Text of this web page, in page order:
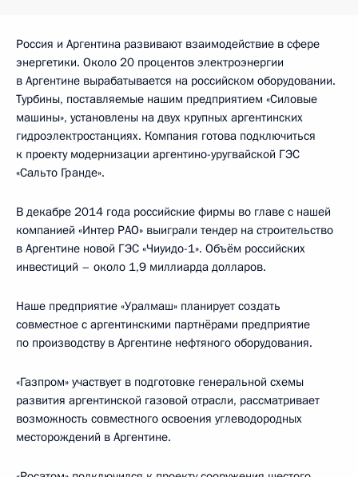
Россия и Аргентина развивают взаимодействие в сфере
энергетики. Около 20 процентов электроэнергии
в Аргентине вырабатывается на российском оборудовании.
Турбины, поставляемые нашим предприятием «Силовые
машины», установлены на двух крупных аргентинских
гидроэлектростанциях. Компания готова подключиться
к проекту модернизации аргентино-уругвайской ГЭС
«Сальто Гранде».
В декабре 2014 года российские фирмы во главе с нашей
компанией «Интер РАО» выиграли тендер на строительство
в Аргентине новой ГЭС «Чиуидо-1». Объём российских
инвестиций – около 1,9 миллиарда долларов.
Наше предприятие «Уралмаш» планирует создать
совместное с аргентинскими партнёрами предприятие
по производству в Аргентине нефтяного оборудования.
«Газпром» участвует в подготовке генеральной схемы
развития аргентинской газовой отрасли, рассматривает
возможность совместного освоения углеводородных
месторождений в Аргентине.